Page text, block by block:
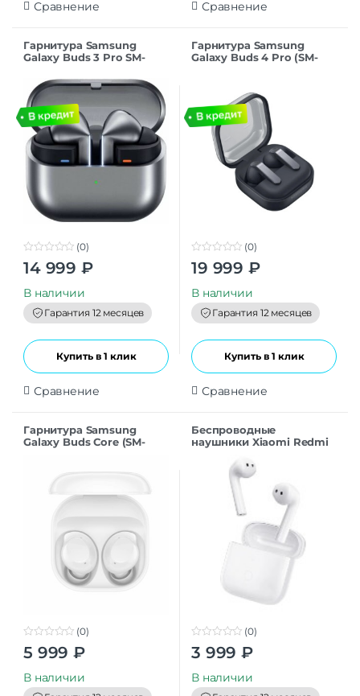
Сравнение Сравнение
Гарнитура Samsung
Galaxy Buds 3 Pro SM-
0
t
o
f
5
(0)
14 999 ₽
В наличии
Гарантия 12 месяцев
Купить в 1 клик
Сравнение
Гарнитура Samsung
Galaxy Buds 4 Pro (SM-
0
t
o
f
5
(0)
19 999 ₽
В наличии
Гарантия 12 месяцев
Купить в 1 клик
Сравнение
Гарнитура Samsung
Galaxy Buds Core (SM-
0
o
t
o
f
(0)
5 999 ₽
В наличии
Беспроводные
наушники Xiaomi Redmi
0
o
t
o
f
(0)
3 999 ₽
В наличии